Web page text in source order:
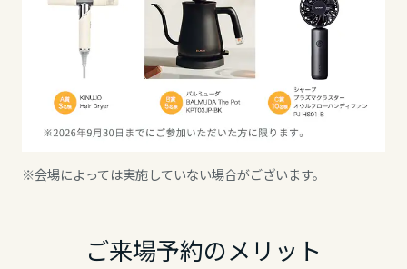
※会場によっては実施していない場合がございます。
ご来場予約のメリット
大分県
宮崎県